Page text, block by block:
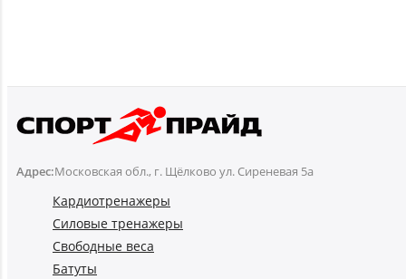
Адрес:Московская обл., г. Щёлково ул. Сиреневая 5а
Кардиотренажеры
Силовые тренажеры
Свободные веса
Батуты